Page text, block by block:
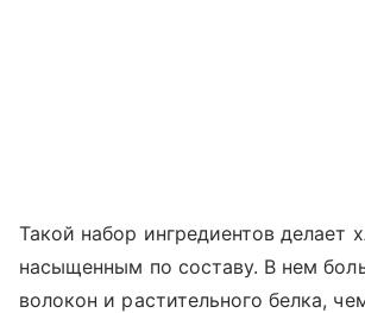
Такой набор ингредиентов делает
насыщенным по составу. В нем
волокон и растительного белка,